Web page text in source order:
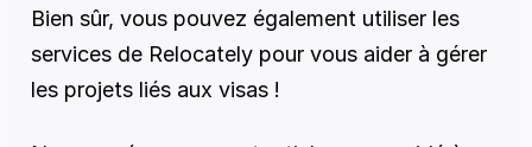
Bien sûr, vous pouvez également utiliser les
services de Relocately pour vous aider à gérer
les projets liés aux visas !